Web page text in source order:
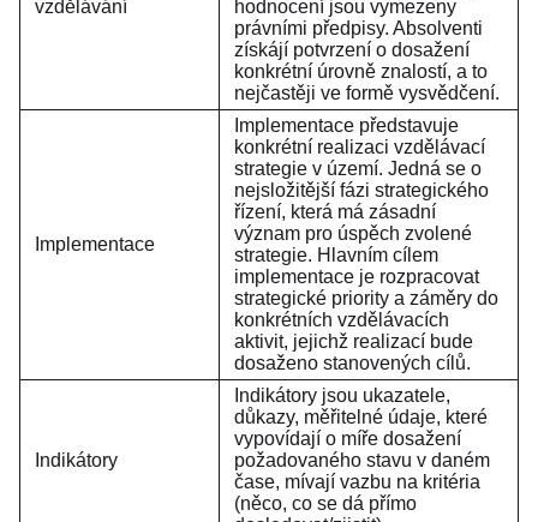
vzdělávání
hodnocení jsou vymezeny
právními předpisy. Absolventi
získájí potvrzení o dosažení
konkrétní úrovně znalostí, a to
nejčastěji ve formě vysvědčení.
Implementace
Implementace představuje
konkrétní realizaci vzdělávací
strategie v území. Jedná se o
nejsložitější fázi strategického
řízení, která má zásadní
význam pro úspěch zvolené
strategie. Hlavním cílem
implementace je rozpracovat
strategické priority a záměry do
konkrétních vzdělávacích
aktivit, jejichž realizací bude
dosaženo stanovených cílů.
Indikátory
Indikátory jsou ukazatele,
důkazy, měřitelné údaje, které
vypovídají o míře dosažení
požadovaného stavu v daném
čase, mívají vazbu na kritéria
(něco, co se dá přímo